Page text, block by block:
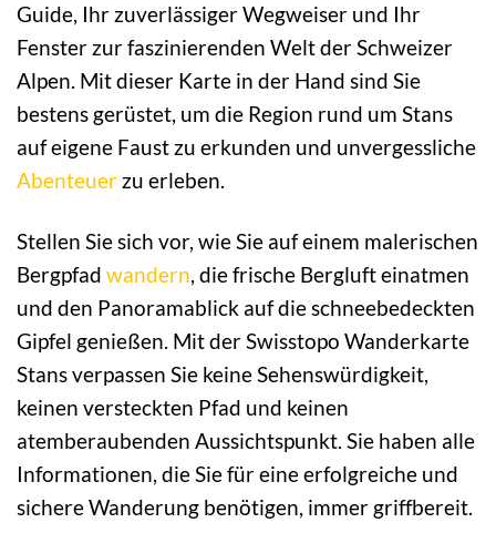
Guide, Ihr zuverlässiger Wegweiser und Ihr
Fenster zur faszinierenden Welt der Schweizer
Alpen. Mit dieser Karte in der Hand sind Sie
bestens gerüstet, um die Region rund um Stans
auf eigene Faust zu erkunden und unvergessliche
Abenteuer zu erleben.
Stellen Sie sich vor, wie Sie auf einem malerischen
Bergpfad wandern, die frische Bergluft einatmen
und den Panoramablick auf die schneebedeckten
Gipfel genießen. Mit der Swisstopo Wanderkarte
Stans verpassen Sie keine Sehenswürdigkeit,
keinen versteckten Pfad und keinen
atemberaubenden Aussichtspunkt. Sie haben alle
Informationen, die Sie für eine erfolgreiche und
sichere Wanderung benötigen, immer griffbereit.